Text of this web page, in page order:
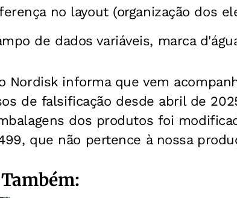
no layout (organização dos
de dados variáveis, marca
Nordisk informa que vem
de falsificação desde abril de
dos produtos foi
que não pertence à nossa